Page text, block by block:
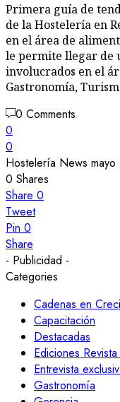
Primera guía de
de la Hostelería en
en el área de
le permite llegar de
involucrados en el
Gastronomía,
0 Comments
0
0
Hostelería News mayo
0 Shares
Share 0
Tweet
Pin 0
Share
- Publicidad -
Categories
Cadenas en
Capacitación
Destacadas
Ediciones
Entrevista
Gastronomía